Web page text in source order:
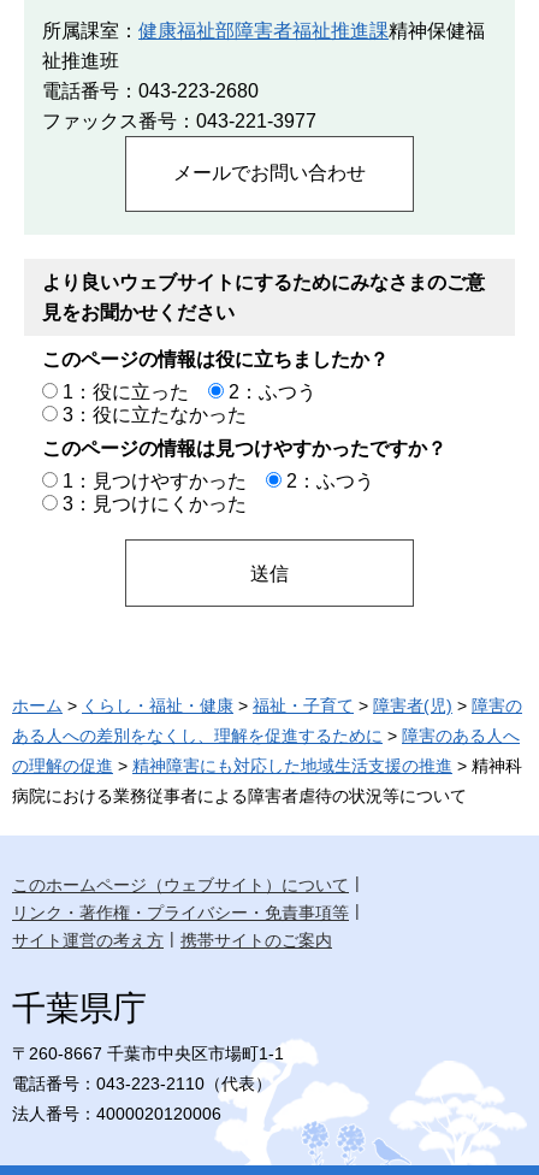
所属課室： 健康福祉部障害者福祉推進課精神保健福
祉推進班
電話番号：043-223-2680
ファックス番号：043-221-3977
より良いウェブサイトにするためにみなさまのご意
見をお聞かせください
このページの情報は役に立ちましたか？
1：役に立った
2：ふつう
3：役に立たなかった
このページの情報は見つけやすかったですか？
1：見つけやすかった
2：ふつう
3：見つけにくかった
ホーム > くらし・福祉・健康 > 福祉・子育て > 障害者(児) > 障害の
ある人への差別をなくし、理解を促進するために > 障害のある人へ
の理解の促進 > 精神障害にも対応した地域生活支援の推進 > 精神科
病院における業務従事者による障害者虐待の状況等について
このホームページ（ウェブサイト）について
リンク・著作権・プライバシー・免責事項等
サイト運営の考え方
携帯サイトのご案内
千葉県庁
〒260-8667 千葉市中央区市場町1-1
電話番号：043-223-2110（代表）
法人番号：4000020120006